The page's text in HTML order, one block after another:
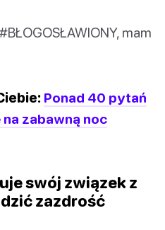
mam
Ponad 40 pytań
zabawną noc
swój związek z
zazdrość